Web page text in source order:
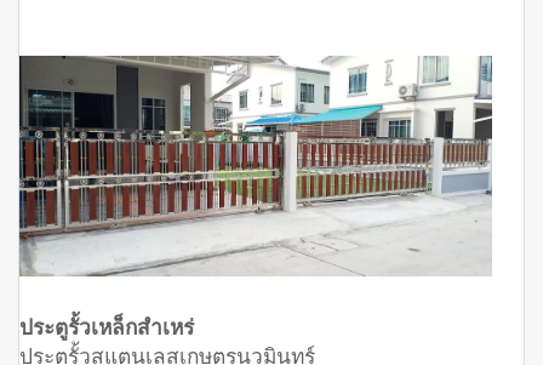
ประตูรั้วเหล็กสำเหร่
ประตูรั้วสแตนเลสเกษตรนวมินทร์